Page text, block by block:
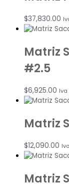
$37,830.00
Matriz
#2.5
$6,925.00
Matriz
$12,090.00
Matriz